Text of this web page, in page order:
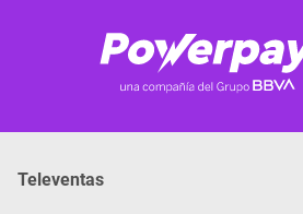
Televentas